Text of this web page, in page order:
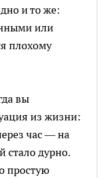
и то же:
или
плохому
вы
из жизни:
час — на
стало дурно.
простую